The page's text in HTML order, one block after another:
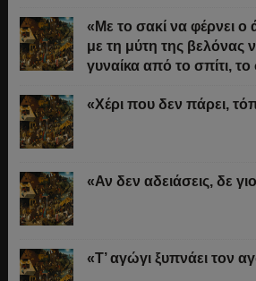
«Με το σακί να φέρνει ο
με τη μύτη της βελόνας
γυναίκα από το σπίτι, το
«Χέρι που δεν πάρει,
«Αν δεν αδειάσεις, δε
«Τ’ αγώγι ξυπνάει τον